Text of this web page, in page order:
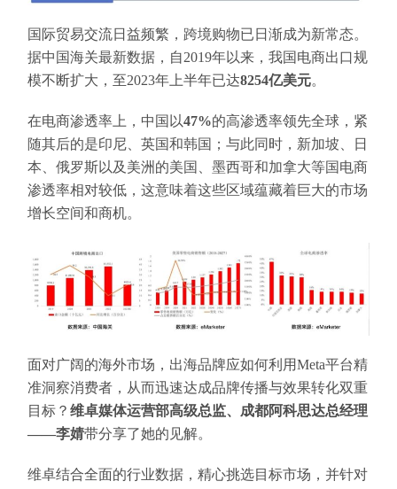
国际贸易交流日益频繁，跨境购物已日渐成为新常态。
据中国海关最新数据，自2019年以来，我国电商出口规
模不断扩大，至2023年上半年已达8254亿美元。
在电商渗透率上，中国以47%的高渗透率领先全球，紧
随其后的是印尼、英国和韩国；与此同时，新加坡、日
本、俄罗斯以及美洲的美国、墨西哥和加拿大等国电商
渗透率相对较低，这意味着这些区域蕴藏着巨大的市场
增长空间和商机。
面对广阔的海外市场，出海品牌应如何利用Meta平台精
准洞察消费者，从而迅速达成品牌传播与效果转化双重
目标？维卓媒体运营部高级总监、成都阿科思达总经理
——李婧带分享了她的见解。
维卓结合全面的行业数据，精心挑选目标市场，并针对